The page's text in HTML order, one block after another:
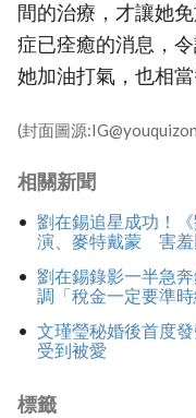
間的治療，才讓她
症已痊癒的消息，
她加油打氣，也相當
(封面圖源
相關新聞
劉在錫追星成功！
演、麥特戴蒙 害羞
劉在錫錄影一半急
調「稅金一定要準時
文瑾瑩秘婚後首度
受到被愛
標籤